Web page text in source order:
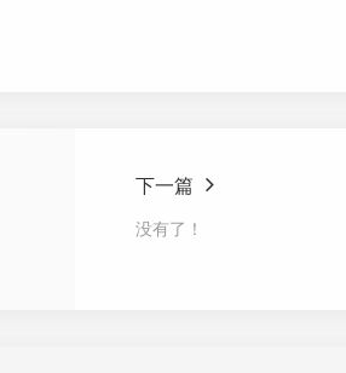
下一篇
没有了！